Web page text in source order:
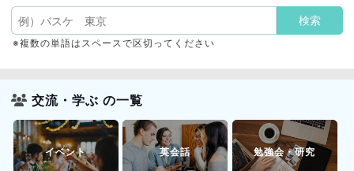
※複数の単語はスペースで区切ってください
交流・学ぶ の一覧
イベント 英会話 勉強会・研究